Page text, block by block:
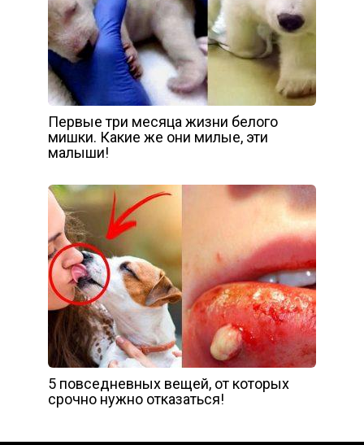
Первые три месяца жизни белого
мишки. Какие же они милые, эти
малыши!
5 повседневных вещей, от которых
срочно нужно отказаться!